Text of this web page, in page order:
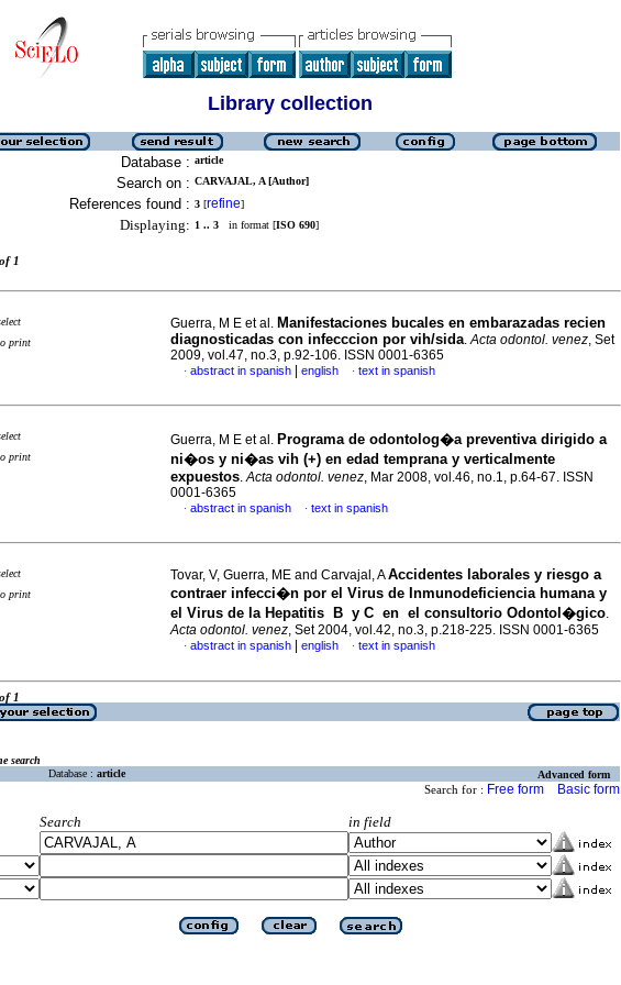
Library collection
Database : article
Search on : CARVAJAL, A [Author]
References found : 3 [refine]
Displaying: 1 .. 3 in format [ISO 690]
1
print
Guerra, M E et al. Manifestaciones bucales en embarazadas recien
diagnosticadas con infecccion por vih/sida.Acta odontol. venez, Set
2009, vol.47, no.3, p.92-106. ISSN 0001-6365
· abstract in spanish english · text in spanish
print
Guerra, M E et al. Programa de odontolog�a preventiva dirigido a
ni�os y ni�as vih (+) en edad temprana y verticalmente
expuestos.Acta odontol. venez, Mar 2008, vol.46, no.1, p.64-67. ISSN
0001-6365
· abstract in spanish · text in spanish
print
Tovar, V, Guerra, ME and Carvajal, AAccidentes laborales y riesgo a
contraer infecci�n por el Virus de Inmunodeficiencia humana y
el Virus de la Hepatitis B y C en el consultorio Odontol�gico.
Acta odontol. venez, Set 2004, vol.42, no.3, p.218-225. ISSN 0001-6365
· abstract in spanish english · text in spanish
1
search
Database : article Advanced form
Search for : Free form Basic form
Search
in field